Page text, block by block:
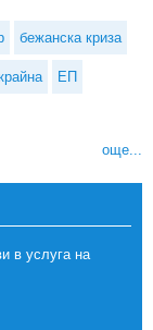
бежанска криза
ЕП
още...
в услуга на